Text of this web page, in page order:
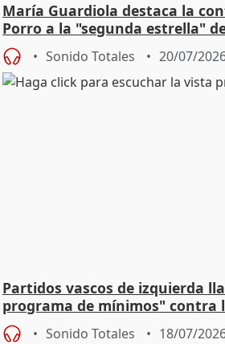
María Guardiola destaca la
Porro a la "segunda estrella"
Sonido Totales 20/07/
Partidos vascos de izquierda
programa de mínimos" contra
derecha
Sonido Totales 18/07/